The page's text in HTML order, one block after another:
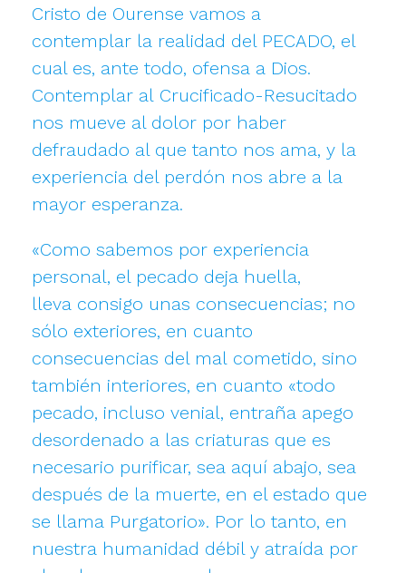
Cristo de Ourense vamos a
contemplar la realidad del PECADO, el
cual es, ante todo, ofensa a Dios.
Contemplar al Crucificado-Resucitado
nos mueve al dolor por haber
defraudado al que tanto nos ama, y la
experiencia del perdón nos abre a la
mayor esperanza.
«Como sabemos por experiencia
personal, el pecado deja huella,
lleva consigo unas consecuencias; no
sólo exteriores, en cuanto
consecuencias del mal cometido, sino
también interiores, en cuanto «todo
pecado, incluso venial, entraña apego
desordenado a las criaturas que es
necesario purificar, sea aquí abajo, sea
después de la muerte, en el estado que
se llama Purgatorio». Por lo tanto, en
nuestra humanidad débil y atraída por